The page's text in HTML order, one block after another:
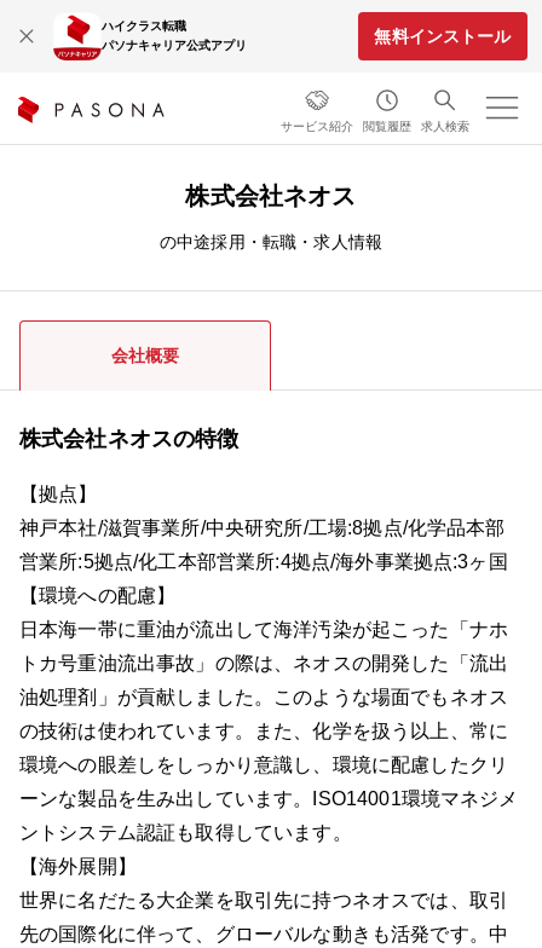
ハイクラス転職
パソナキャリア公式アプリ
無料インストール
サービス紹介 閲覧履歴 求人検索
株式会社ネオス
の中途採用・転職・求人情報
会社概要
株式会社ネオスの特徴
【拠点】
神戸本社/滋賀事業所/中央研究所/工場:8拠点/化学品本部
営業所:5拠点/化工本部営業所:4拠点/海外事業拠点:3ヶ国
【環境への配慮】
日本海一帯に重油が流出して海洋汚染が起こった「ナホ
トカ号重油流出事故」の際は、ネオスの開発した「流出
油処理剤」が貢献しました。このような場面でもネオス
の技術は使われています。また、化学を扱う以上、常に
環境への眼差しをしっかり意識し、環境に配慮したクリ
ーンな製品を生み出しています。ISO14001環境マネジメ
ントシステム認証も取得しています。
【海外展開】
世界に名だたる大企業を取引先に持つネオスでは、取引
先の国際化に伴って、グローバルな動きも活発です。中